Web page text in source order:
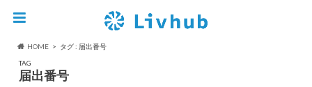
HOME
タグ : 届出番号
TAG
届出番号